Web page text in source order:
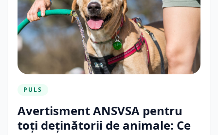
PULS
Avertisment ANSVSA pentru
toți deținătorii de animale: Ce